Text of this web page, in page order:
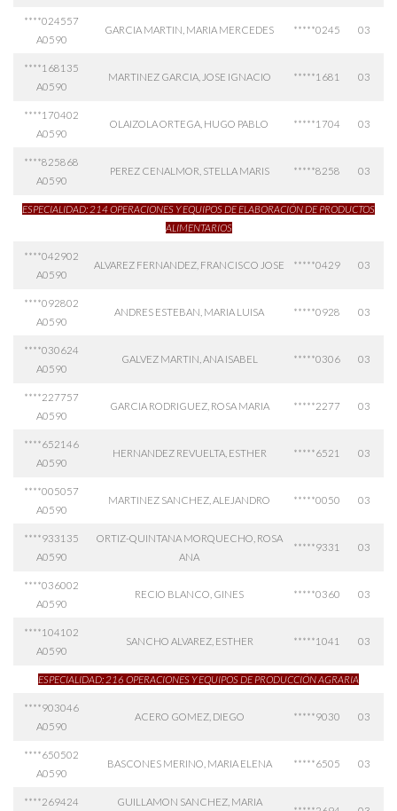
****024557
A0590
GARCIA MARTIN, MARIA MERCEDES *****0245 03
****168135
A0590
MARTINEZ GARCIA, JOSE IGNACIO *****1681 03
****170402
A0590
OLAIZOLA ORTEGA, HUGO PABLO *****1704 03
****825868
A0590
PEREZ CENALMOR, STELLA MARIS *****8258 03
ESPECIALIDAD: 214 OPERACIONES Y EQUIPOS DE ELABORACIÓN DE PRODUCTOS
ALIMENTARIOS
****042902
A0590
ALVAREZ FERNANDEZ, FRANCISCO JOSE *****0429 03
****092802
A0590
ANDRES ESTEBAN, MARIA LUISA *****0928 03
****030624
A0590
GALVEZ MARTIN, ANA ISABEL *****0306 03
****227757
A0590
GARCIA RODRIGUEZ, ROSA MARIA *****2277 03
****652146
A0590
HERNANDEZ REVUELTA, ESTHER *****6521 03
****005057
A0590
MARTINEZ SANCHEZ, ALEJANDRO *****0050 03
****933135
A0590
ORTIZ-QUINTANA MORQUECHO, ROSA
ANA
*****9331 03
****036002
A0590
RECIO BLANCO, GINES *****0360 03
****104102
A0590
SANCHO ALVAREZ, ESTHER *****1041 03
ESPECIALIDAD: 216 OPERACIONES Y EQUIPOS DE PRODUCCIÓN AGRARIA
****903046
A0590
ACERO GOMEZ, DIEGO *****9030 03
****650502
A0590
BASCONES MERINO, MARIA ELENA *****6505 03
****269424 GUILLAMON SANCHEZ, MARIA